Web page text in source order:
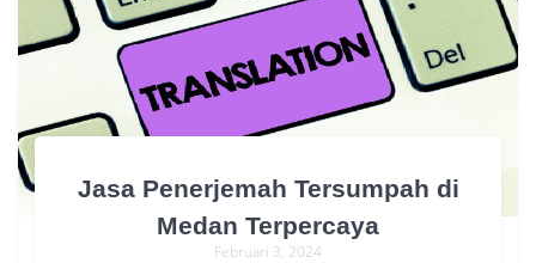
Jasa Penerjemah Tersumpah di
Medan Terpercaya
Februari 3, 2024